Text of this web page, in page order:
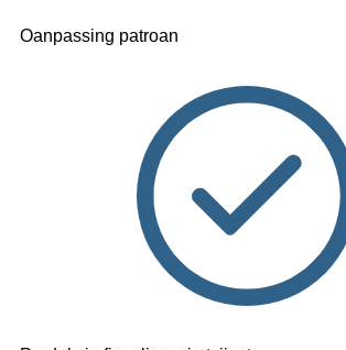
Oanpassing patroan